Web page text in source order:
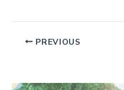
PREVIOUS